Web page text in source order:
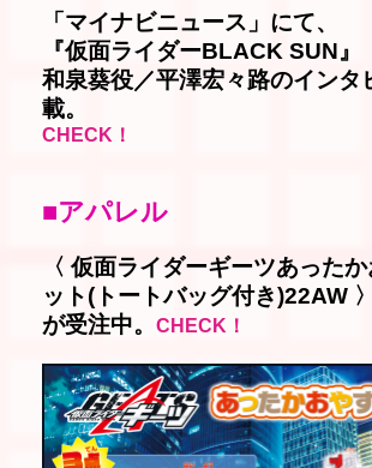
「マイナビニュース」にて、
『仮面ライダーBLACK SUN』
和泉葵役／平澤宏々路のインタ
載。
CHECK！
■アパレル
〈 仮面ライダーギーツあった
ット(トートバッグ付き)22AW 〉
が受注中。
CHECK！